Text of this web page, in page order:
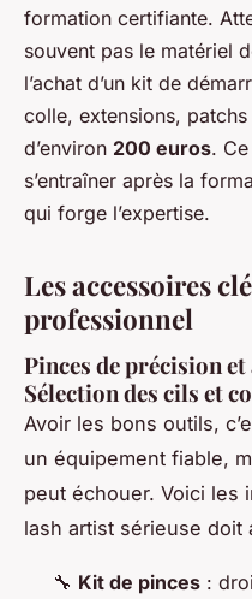
formation certifiante.
souvent pas le matériel
l’achat d’un kit de
colle, extensions,
d’environ 200 euros.
s’entraîner après la
qui forge l’expertise.
Les accessoires
professionnel
Pinces de précision
Sélection des cils et
Avoir les bons outils,
un équipement fiable,
peut échouer. Voici les
lash artist sérieuse doit
🔧 Kit de pinces :